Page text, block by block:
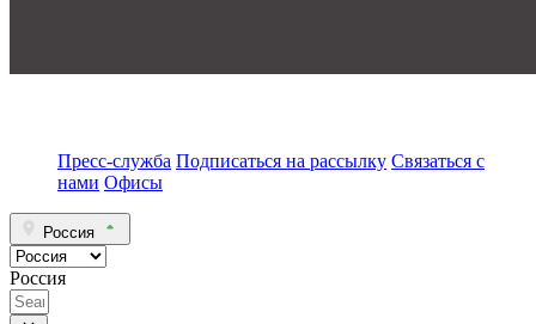
Пресс-служба Подписаться на рассылку Связаться с
нами Офисы
Россия
Россия